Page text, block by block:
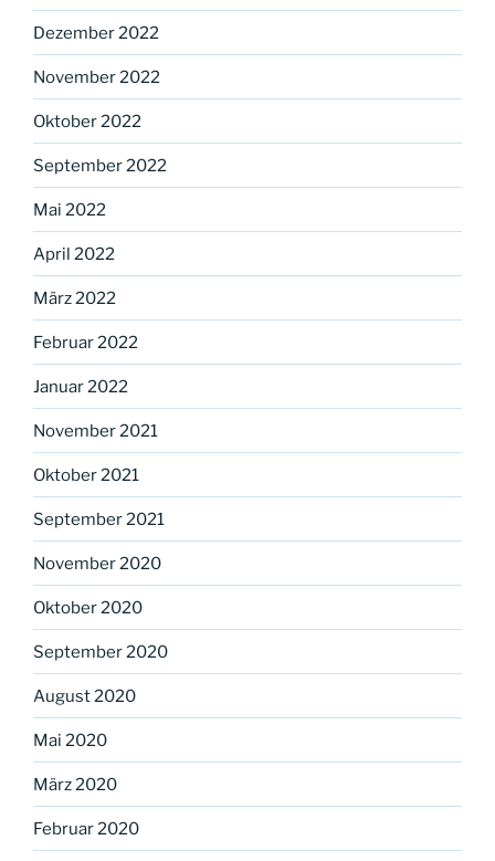
Dezember 2022
November 2022
Oktober 2022
September 2022
Mai 2022
April 2022
März 2022
Februar 2022
Januar 2022
November 2021
Oktober 2021
September 2021
November 2020
Oktober 2020
September 2020
August 2020
Mai 2020
März 2020
Februar 2020